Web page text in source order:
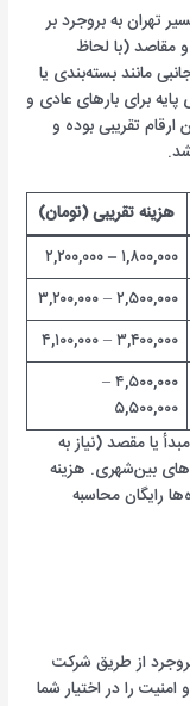
تهران به بروجرد بر
مقاصد (با لحاظ
مانند بسته‌بندی یا
برای بارهای عادی و
ارقام تقریبی بوده و
هزینه تقریبی (تومان)
۱,۸۰۰,۰۰۰ – ۲,۲۰۰,۰۰۰
۲,۵۰۰,۰۰۰ – ۳,۲۰۰,۰۰۰
۳,۴۰۰,۰۰۰ – ۴,۱۰۰,۰۰۰
۴,۵۰۰,۰۰۰ –
۵,۵۰۰,۰۰۰
یا مقصد (نیاز به
بین‌شهری. هزینه
رایگان محاسبه
از طریق شرکت
را در اختیار شما